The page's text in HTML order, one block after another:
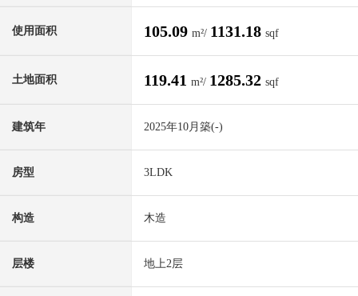
使用面积 105.09 m²/ 1131.18 sqf
土地面积 119.41 m²/ 1285.32 sqf
建筑年 2025年10月築(-)
房型 3LDK
构造 木造
层楼 地上2层